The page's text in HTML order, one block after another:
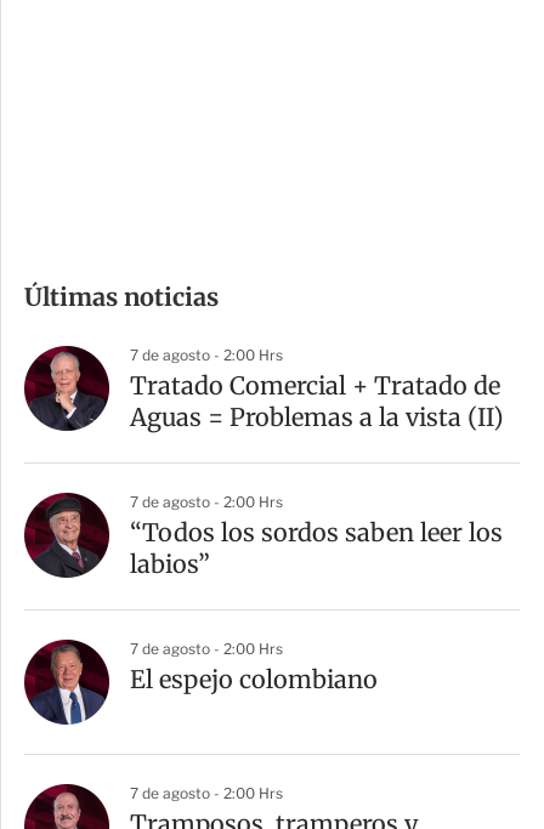
p
a
r
t
Últimas noticias
7 de agosto - 2:00 Hrs
Tratado Comercial + Tratado de
Aguas = Problemas a la vista (II)
7 de agosto - 2:00 Hrs
“Todos los sordos saben leer los
labios”
7 de agosto - 2:00 Hrs
El espejo colombiano
7 de agosto - 2:00 Hrs